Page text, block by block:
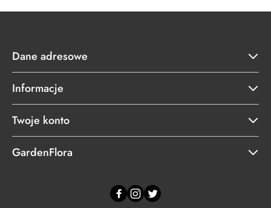
Dane adresowe
Informacje
Twoje konto
GardenFlora